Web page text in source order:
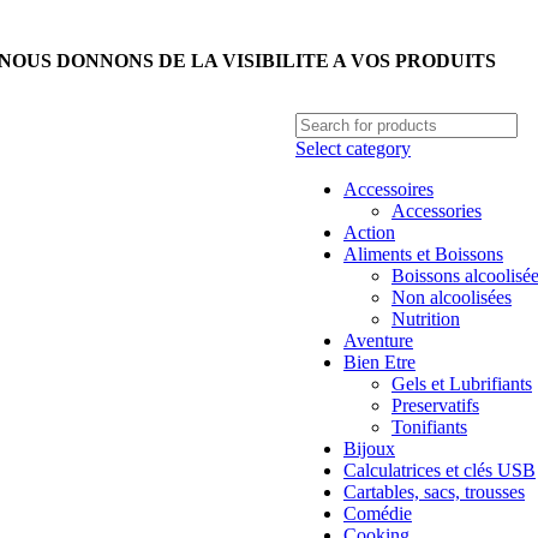
DONNONS DE LA VISIBILITE A VOS PRODUITS
Select category
Accessoires
Accessories
Action
Aliments et Boissons
Boissons
Non alcoolisées
Nutrition
Aventure
Bien Etre
Gels et Lubrifiants
Preservatifs
Tonifiants
Bijoux
Calculatrices et clés USB
Cartables, sacs, trousses
Comédie